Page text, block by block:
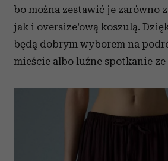
bo można zestawić je zarówno
jak i oversize’ową koszulą.
będą dobrym wyborem na
mieście albo luźne spotkanie